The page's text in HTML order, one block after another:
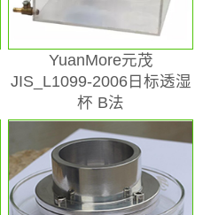
YuanMore元茂
JIS_L1099-2006日标透湿
杯 B法